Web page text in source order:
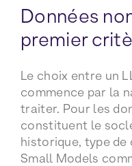
Données
premier
Le choix entre un
commence par la
traiter. Pour les
constituent le
historique, type de
Small Models